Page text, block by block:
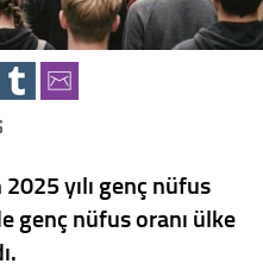
yılı genç nüfus
genç nüfus oranı ülke